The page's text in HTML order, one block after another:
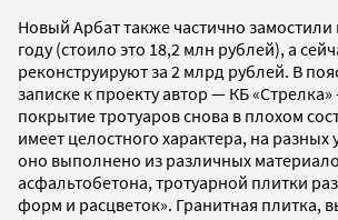
Новый Арбат также частично замостили
году (стоило это 18,2 млн рублей), а
реконструируют за 2 млрд рублей. В
записке к проекту автор — КБ
покрытие тротуаров снова в плохом
имеет целостного характера, на разных
оно выполнено из различных
асфальтобетона, тротуарной плитки
форм и расцветок». Гранитная плитка,